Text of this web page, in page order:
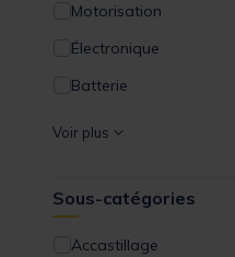
Motorisation
Électronique
Batterie
Bagagerie / Rangement
Packs
Voir plus
Sous-catégories
Accastillage